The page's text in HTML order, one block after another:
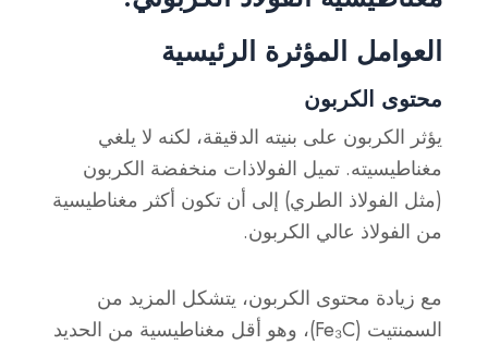
العوامل المؤثرة الرئيسية
محتوى الكربون
يؤثر الكربون على بنيته الدقيقة، لكنه لا يلغي
مغناطيسيته. تميل الفولاذات منخفضة الكربون
(مثل الفولاذ الطري) إلى أن تكون أكثر مغناطيسية
من الفولاذ عالي الكربون.
مع زيادة محتوى الكربون، يتشكل المزيد من
السمنتيت (Fe₃C)، وهو أقل مغناطيسية من الحديد